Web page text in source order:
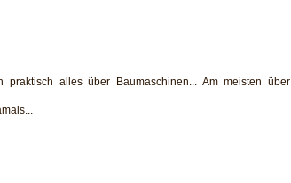
alles über Baumaschinen... Am meisten über